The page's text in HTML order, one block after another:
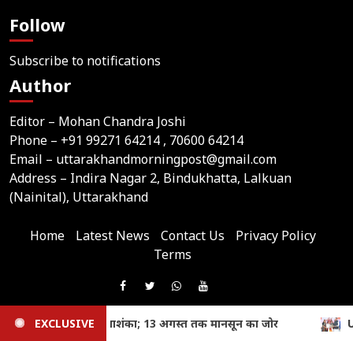
Follow
Subscribe to notifications
Author
Editor – Mohan Chandra Joshi
Phone – +91 99271 64214 , 70600 64214
Email – uttarakhandmorningpost@gmail.com
Address – Indira Nagar 2, Bindukhatta, Lalkuan
(Nainital), Uttarakhand
Home Latest News Contact Us
Privacy Policy
Terms
Like
Us
On
Follow
Us
On
Join
Our
WhatsApp
Subscribe
Our
YouTube
on
© 2026,Uttarakhand Morning Post
Website Developed & Maintained by Webtik Media
EXCLUSIVE
Uttarakhand: तीलू रौतेली और आंगनबाड़ी पुरस्कार से मातृशक्ति